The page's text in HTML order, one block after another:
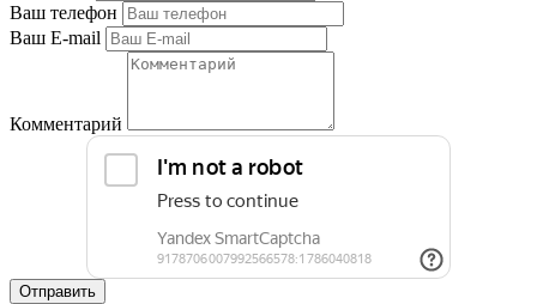
Ваш телефон
Ваш E-mail
Комментарий
Отправить